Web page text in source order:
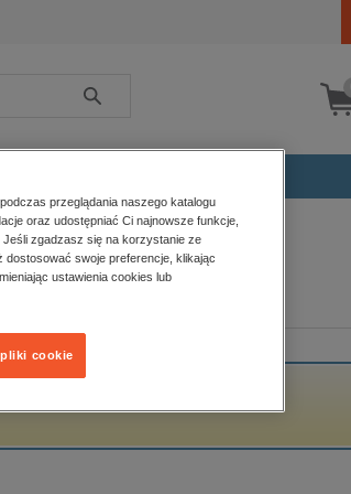
Szukaj
wszystkie E-prasa
przeglądania naszego katalogu
oraz udostępniać Ci najnowsze funkcje,
Jeśli zgadzasz się na korzystanie ze
swoje preferencje, klikając
ustawienia cookies lub
cookie